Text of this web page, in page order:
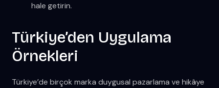
hale getirin.
Türkiye’den Uygulama
Örnekleri
Türkiye’de birçok marka duygusal pazarlama ve hikâye